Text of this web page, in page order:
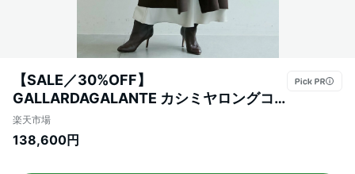
【SALE／30%OFF】
GALLARDAGALANTE カシミヤロングコ
ート ガリャルダガランテ ジャケット・ア
ウター その他のジャケット・アウター ブ
楽天市場
138,600円